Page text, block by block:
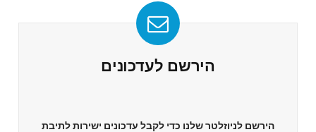
הירשם לעדכונים
הירשם לניוזלטר שלנו כדי לקבל עדכונים ישירות לתיבת